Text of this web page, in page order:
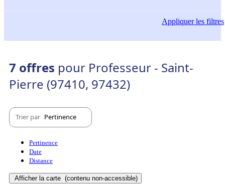
Appliquerles filtres
7 offres pour Professeur - Saint-
Pierre (97410, 97432)
Trier par Pertinence
Pertinence
Date
Distance
Afficher la carte (contenu non-accessible)